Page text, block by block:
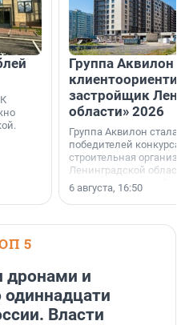
Группа Аквилон
застройщик
области» 2026
Группа Аквилон стала
победителей конкурса
строительная
Ленинградской области
номинации «Самый
застройщик
области».
6 августа, 16:50
5
дронами и
одиннадцати
Власти